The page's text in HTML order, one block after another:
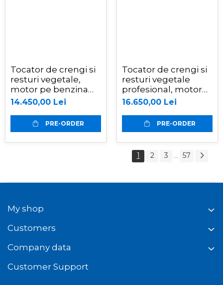
Tocator de crengi si
resturi vegetale,
motor pe benzina
de 15 CP, Jansen
GTS-1500E
14.450,00 Lei
PRE-ORDER
Tocator de crengi si
resturi vegetale
profesional, motor
pe benzina Kohler
de 15 CP, Jansen
GTS-2000pro
16.650,00 Lei
PRE-ORDER
1 2 3 57
My shop
Customers
Company data
Customer Support